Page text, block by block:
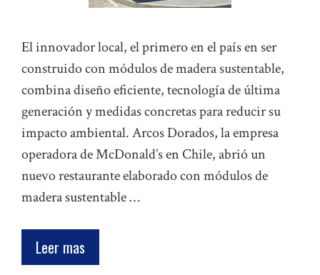
El innovador local, el primero en el país en ser
construido con módulos de madera sustentable,
combina diseño eficiente, tecnología de última
generación y medidas concretas para reducir su
impacto ambiental. Arcos Dorados, la empresa
operadora de McDonald’s en Chile, abrió un
nuevo restaurante elaborado con módulos de
madera sustentable …
Leer mas